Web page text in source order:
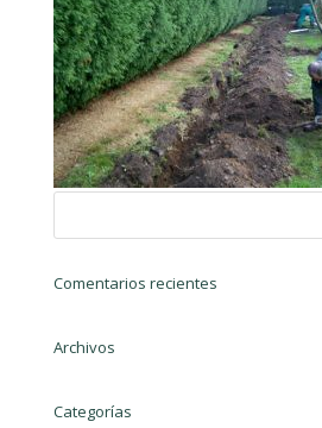
Comentarios recientes
Archivos
Categorías